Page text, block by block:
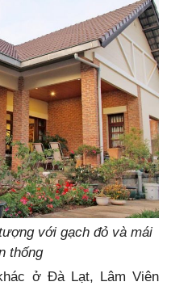
với gạch đỏ và mái
thống
ở Đà Lạt, Lâm Viên